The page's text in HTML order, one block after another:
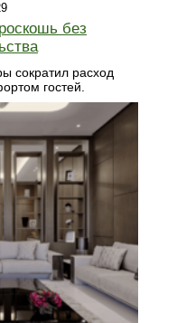
без
сократил расход
гостей.